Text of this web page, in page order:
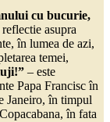
cu bucurie,
asupra
în lumea de azi,
temei,
– este
Papa Francisc în
Janeiro, în timpul
în fata